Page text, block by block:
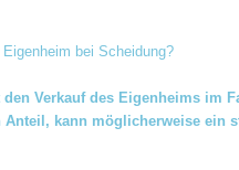
Verkauf des Eigenheims im
Anteil, kann möglicherweise